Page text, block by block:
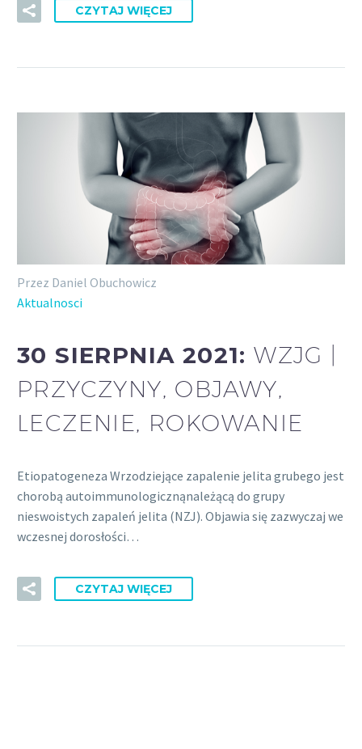
CZYTAJ WIĘCEJ
Przez Daniel Obuchowicz
Aktualnosci
30 SIERPNIA 2021:WZJG |
PRZYCZYNY, OBJAWY,
LECZENIE, ROKOWANIE
Etiopatogeneza Wrzodziejące zapalenie jelita grubego jest
chorobą autoimmunologicznąnależącą do grupy
nieswoistych zapaleń jelita (NZJ). Objawia się zazwyczaj we
wczesnej dorosłości…
CZYTAJ WIĘCEJ